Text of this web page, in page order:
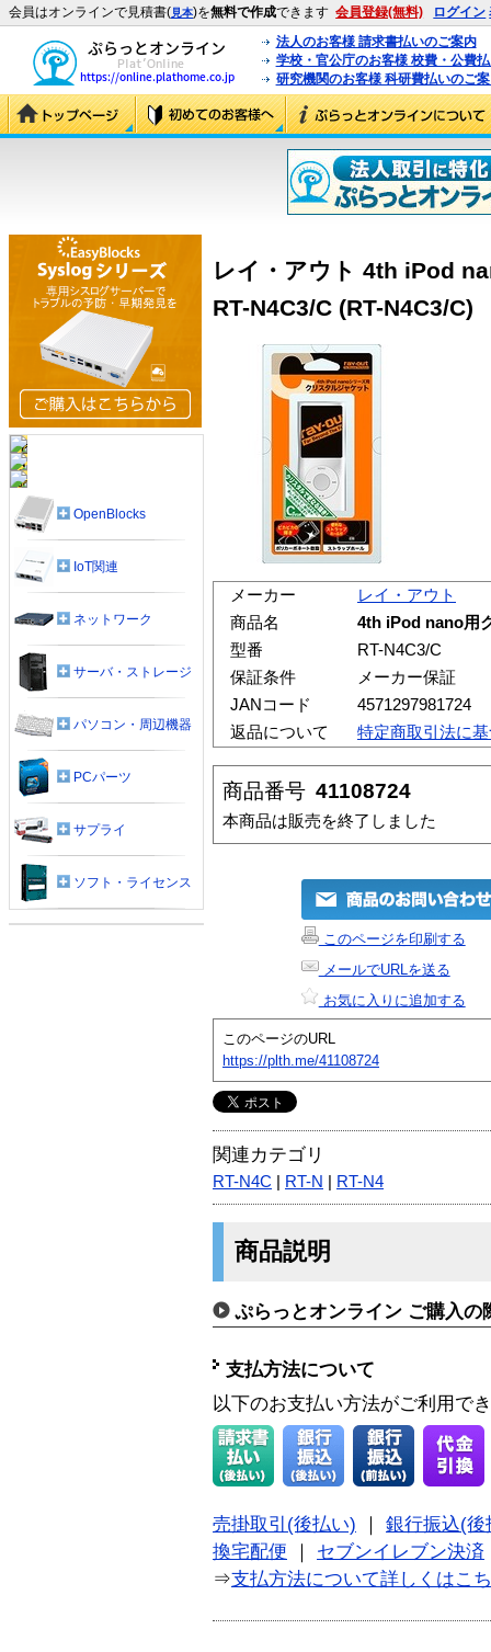
会員はオンラインで見積書(見本)を無料で作成できます 会員登録(無料) ログイン
法人のお客様 請求書払いのご案内
学校・官公庁のお客様 校費・公費
研究機関のお客様 科研費払いのご
レイ・アウト 4th iPod
RT-N4C3/C (RT-N4C3/C)
メーカー
レイ・アウト
商品名
4th iPod nano用
型番
RT-N4C3/C
保証条件
メーカー保証
JANコード
4571297981724
返品について
特定商取引法に
商品番号 41108724
本商品は販売を終了しました
このページを印刷する
メールでURLを送る
お気に入りに追加する
このページのURL
https://plth.me/41108724
関連カテゴリ
RT-N4C RT-N RT-N4
商品説明
ぷらっとオンライン ご購入の
支払方法について
以下のお支払い方法がご利用で
売掛取引(後払い)
銀行振込(後
換宅配便
セブンイレブン決済
⇒支払方法について詳しくはこ
OpenBlocks
IoT関連
ネットワーク
サーバ・ストレージ
パソコン・周辺機器
PCパーツ
サプライ
ソフト・ライセンス